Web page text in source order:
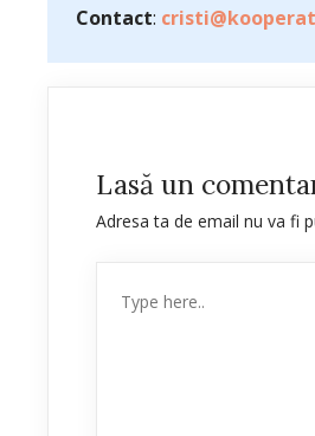
Contact:
Lasă un
Adresa ta de email nu va fi